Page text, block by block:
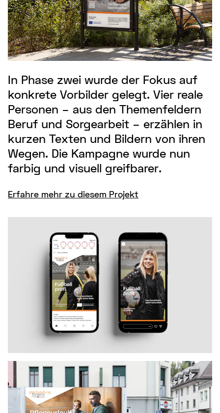
In Phase zwei wurde der Fokus auf
konkrete Vorbilder gelegt. Vier reale
Personen – aus den Themenfeldern
Beruf und Sorgearbeit – erzählen in
kurzen Texten und Bildern von ihren
Wegen. Die Kampagne wurde nun
farbig und visuell greifbarer.
Erfahre mehr zu diesem Projekt